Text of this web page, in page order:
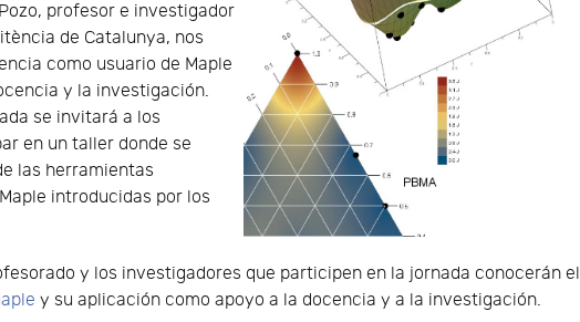
profesor e investigador
de Catalunya, nos
como usuario de Maple
y la investigación.
se invitará a los
en un taller donde se
las herramientas
introducidas por los
y los investigadores que participen en la jornada conocerán el
y su aplicación como apoyo a la docencia y a la investigación.